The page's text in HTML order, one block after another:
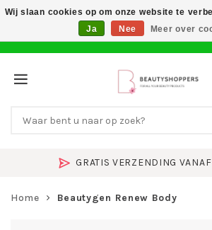
GRATIS VERZENDING
Home Beautygen Renew Body
Wij slaan cookies op om onze website te
Ja
Nee Meer over